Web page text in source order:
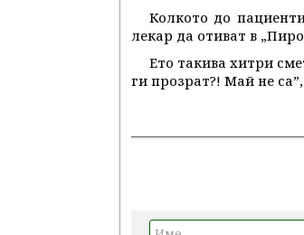
Колкото до
лекар да отиват в
Ето такива хитри
ги прозрат?! Май не